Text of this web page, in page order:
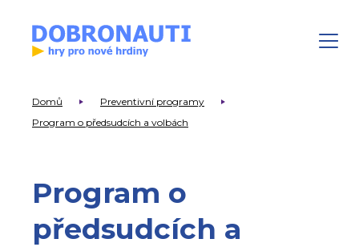
Domů
Preventivní programy
Program o předsudcích a volbách
Program o
předsudcích a